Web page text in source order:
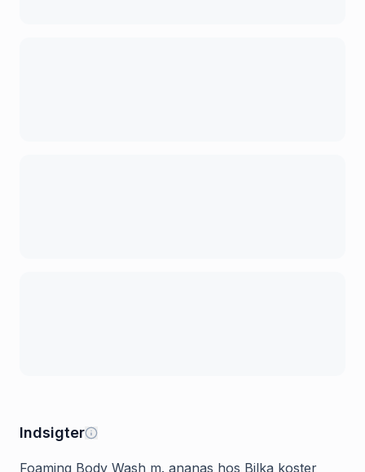
Indsigter
Foaming Body Wash m. ananas hos Bilka koster